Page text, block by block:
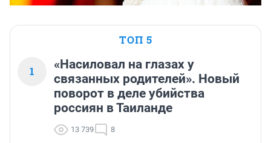
ТОП 5
1
«Насиловал на глазах у
связанных родителей». Новый
поворот в деле убийства
россиян в Таиланде
13 739 8